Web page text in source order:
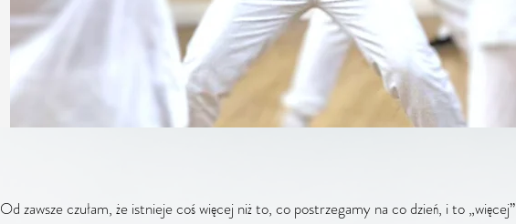
Od zawsze czułam, że istnieje coś więcej niż to, co postrzegamy na co dzień, i to „więcej”